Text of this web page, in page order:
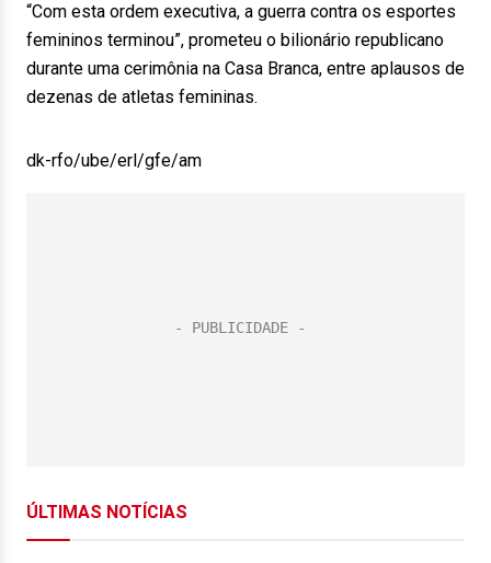
“Com esta ordem executiva, a guerra contra os esportes
femininos terminou”, prometeu o bilionário republicano
durante uma cerimônia na Casa Branca, entre aplausos de
dezenas de atletas femininas.
dk-rfo/ube/erl/gfe/am